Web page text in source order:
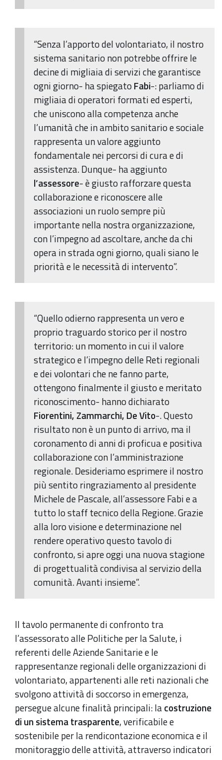
“Senza l’apporto del volontariato, il nostro
sistema sanitario non potrebbe offrire le
decine di migliaia di servizi che garantisce
ogni giorno- ha spiegatoFabi-: parliamo di
migliaia di operatori formati ed esperti,
che uniscono alla competenza anche
l’umanità che in ambito sanitario e sociale
rappresenta un valore aggiunto
fondamentale nei percorsi di cura e di
assistenza. Dunque- ha aggiunto
l’assessore- è giusto rafforzare questa
collaborazione e riconoscere alle
associazioni un ruolo sempre più
importante nella nostra organizzazione,
con l’impegno ad ascoltare, anche da chi
opera in strada ogni giorno, quali siano le
priorità e le necessità di intervento”.
“Quello odierno rappresenta un vero e
proprio traguardo storico per il nostro
territorio: un momento in cui il valore
strategico e l’impegno delle Reti regionali
e dei volontari che ne fanno parte,
ottengono finalmente il giusto e meritato
riconoscimento- hanno dichiarato
Fiorentini, Zammarchi, De Vito-. Questo
risultato non è un punto di arrivo, ma il
coronamento di anni di proficua e positiva
collaborazione con l’amministrazione
regionale. Desideriamo esprimere il nostro
più sentito ringraziamento al presidente
Michele de Pascale, all’assessore Fabi e a
tutto lo staff tecnico della Regione. Grazie
alla loro visione e determinazione nel
rendere operativo questo tavolo di
confronto, si apre oggi una nuova stagione
di progettualità condivisa al servizio della
comunità. Avanti insieme”.
Il tavolo permanente di confronto tra
l’assessorato alle Politiche per la Salute, i
referenti delle Aziende Sanitarie e le
rappresentanze regionali delle organizzazioni di
volontariato, appartenenti alle reti nazionali che
svolgono attività di soccorso in emergenza,
persegue alcune finalità principali: lacostruzione
di un sistema trasparente, verificabile e
sostenibile per la rendicontazione economica e il
monitoraggio delle attività, attraverso indicatori